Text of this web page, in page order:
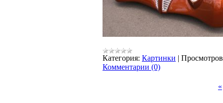
Категория: Картинки |
Комментарии (0)
«